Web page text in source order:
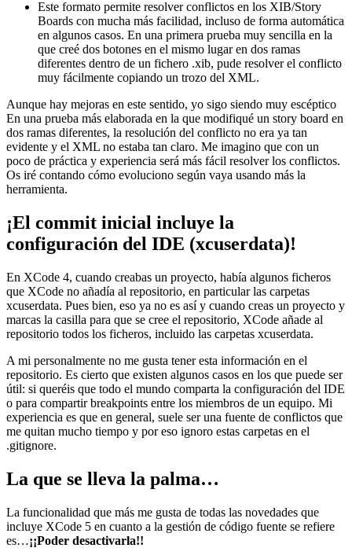
Este formato permite resolver conflictos en los XIB/Story
Boards con mucha más facilidad, incluso de forma automática
en algunos casos. En una primera prueba muy sencilla en la
que creé dos botones en el mismo lugar en dos ramas
diferentes dentro de un fichero .xib, pude resolver el conflicto
muy fácilmente copiando un trozo del XML.
Aunque hay mejoras en este sentido, yo sigo siendo muy escéptico
En una prueba más elaborada en la que modifiqué un story board en
dos ramas diferentes, la resolución del conflicto no era ya tan
evidente y el XML no estaba tan claro. Me imagino que con un
poco de práctica y experiencia será más fácil resolver los conflictos.
Os iré contando cómo evoluciono según vaya usando más la
herramienta.
¡El commit inicial incluye la
configuración del IDE (xcuserdata)!
En XCode 4, cuando creabas un proyecto, había algunos ficheros
que XCode no añadía al repositorio, en particular las carpetas
xcuserdata. Pues bien, eso ya no es así y cuando creas un proyecto y
marcas la casilla para que se cree el repositorio, XCode añade al
repositorio todos los ficheros, incluido las carpetas xcuserdata.
A mi personalmente no me gusta tener esta información en el
repositorio. Es cierto que existen algunos casos en los que puede ser
útil: si queréis que todo el mundo comparta la configuración del IDE
o para compartir breakpoints entre los miembros de un equipo. Mi
experiencia es que en general, suele ser una fuente de conflictos que
me quitan mucho tiempo y por eso ignoro estas carpetas en el
.gitignore.
La que se lleva la palma…
La funcionalidad que más me gusta de todas las novedades que
incluye XCode 5 en cuanto a la gestión de código fuente se refiere
es…¡¡Poder desactivarla!!